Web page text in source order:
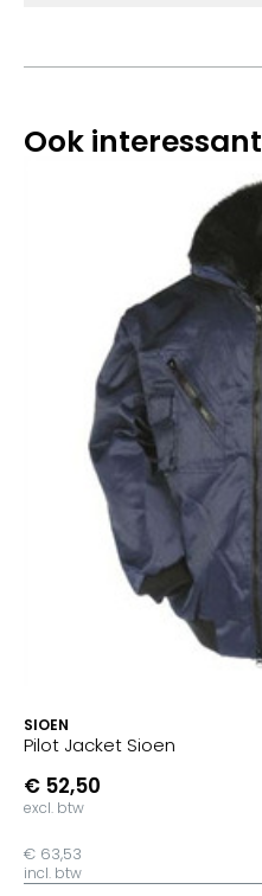
Ook interessant
SIOEN
Pilot Jacket Sioen
€ 52,50
excl. btw
€ 63,53
incl. btw